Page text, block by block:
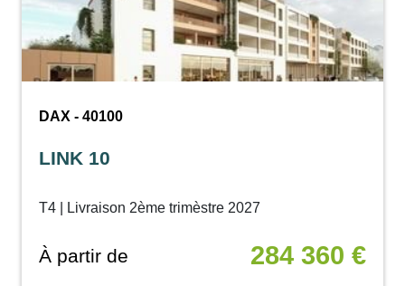
DAX - 40100
LINK 10
T4 | Livraison 2ème trimèstre 2027
À partir de 284 360 €